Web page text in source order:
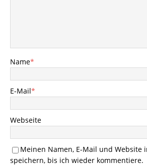
Name*
E-Mail*
Webseite
Meinen Namen, E-Mail und Website
speichern, bis ich wieder kommentiere.